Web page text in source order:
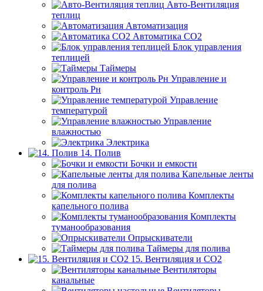
Авто-Вентиляция
теплиц
Автоматизация
Автоматика СО2
Блок управления
теплицей
Таймеры
Управление и
контроль Рн
Управление
температурой
Управление
влажностью
Электрика
14. Полив
Бочки и емкости
Капельные ленты
для полива
Комплекты
капельного полива
Комплекты
туманообразования
Опрыскиватели
Таймеры для полива
15. Вентиляция и CO2
Вентиляторы
канальные